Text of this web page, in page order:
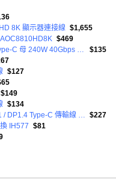
8K 顯示器連接線 $1,655
$469
MYBESTFRIEND USB 4.0 Type-C 公對 Type-C 母 240W 40Gbps 延長線
$135
$127
$149
$134
MindpurE 祿訊 迷你 iPhone iPad hdmi 2.1 / DP1.4 Type-C 傳輸線 DP1.2轉HDMI 4k60hz $227
IH577 $81